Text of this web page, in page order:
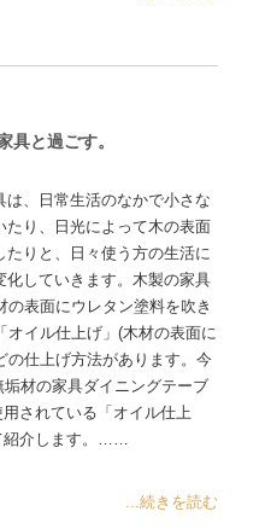
具と過ごす。
は、日常生活のなかで小さな
たり、日光によって木の表面
たりと、日々使う方の生活に
化していきます。木製の家具
の表面にウレタン塗料を吹き
オイル仕上げ」(木材の表面に
の仕上げ方法があります。今
材の家具ダイニングテーブ
されている「オイル仕上
紹介します。……
...続きを読む